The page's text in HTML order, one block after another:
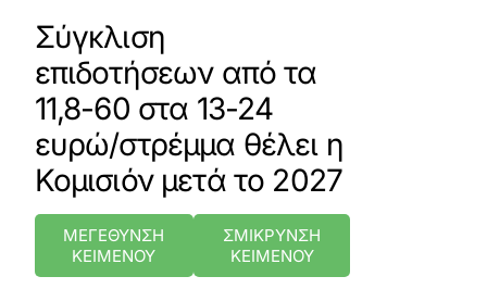
Σύγκλιση
επιδοτήσεων από τα
11,8-60 στα 13-24
ευρώ/στρέμμα θέλει η
Κομισιόν μετά το 2027
ΜΕΓΕΘΥΝΣΗ
ΚΕΙΜΕΝΟΥ
ΣΜΙΚΡΥΝΣΗ
ΚΕΙΜΕΝΟΥ